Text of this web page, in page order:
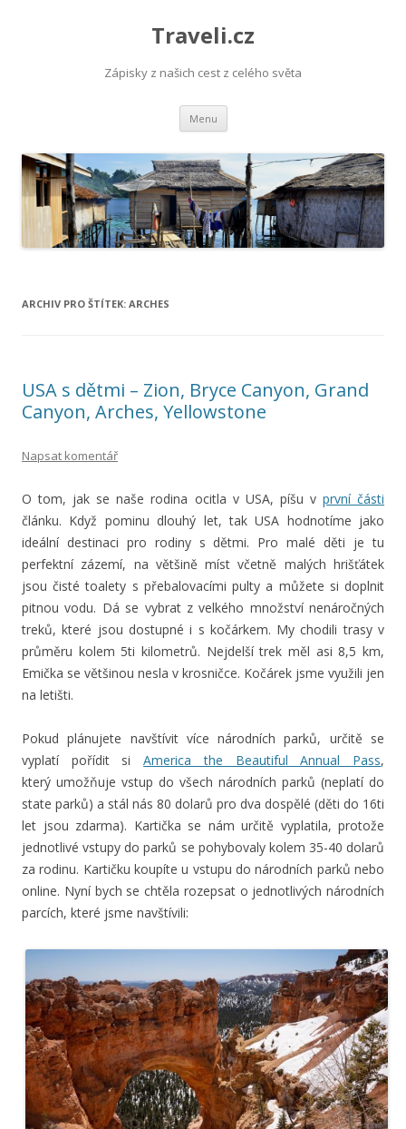
Traveli.cz
Zápisky z našich cest z celého světa
Menu Přejít
obsahu
webu
ARCHIV PRO ŠTÍTEK: ARCHES
USA s dětmi – Zion, Bryce Canyon, Grand
Canyon, Arches, Yellowstone
Napsat komentář
O tom, jak se naše rodina ocitla v USA, píšu v první části
článku. Když pominu dlouhý let, tak USA hodnotíme jako
ideální destinaci pro rodiny s dětmi. Pro malé děti je tu
perfektní zázemí, na většině míst včetně malých hrišťátek
jsou čisté toalety s přebalovacími pulty a můžete si doplnit
pitnou vodu. Dá se vybrat z velkého množství nenáročných
treků, které jsou dostupné i s kočárkem. My chodili trasy v
průměru kolem 5ti kilometrů. Nejdelší trek měl asi 8,5 km,
Emička se většinou nesla v krosničce. Kočárek jsme využili jen
na letišti.
Pokud plánujete navštívit více národních parků, určitě se
vyplatí pořídit siAmerica the Beautiful Annual Pass,
který umožňuje vstup do všech národních parků (neplatí do
state parků) a stál nás 80 dolarů pro dva dospělé (děti do 16ti
let jsou zdarma). Kartička se nám určitě vyplatila, protože
jednotlivé vstupy do parků se pohybovaly kolem 35-40 dolarů
za rodinu. Kartičku koupíte u vstupu do národních parků nebo
online. Nyní bych se chtěla rozepsat o jednotlivých národních
parcích, které jsme navštívili: